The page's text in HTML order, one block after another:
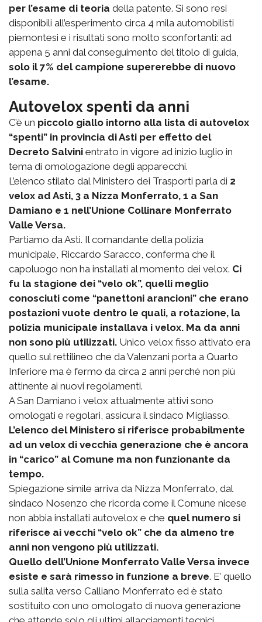
per l’esame di teoria della patente. Si sono resi
disponibili all’esperimento circa 4 mila automobilisti
piemontesi e i risultati sono molto sconfortanti: ad
appena 5 anni dal conseguimento del titolo di guida,
solo il 7% del campione supererebbe di nuovo
l’esame.
Autovelox spenti da anni
C’è un piccolo giallo intorno alla lista di autovelox
“spenti” in provincia di Asti per effetto del
Decreto Salvini entrato in vigore ad inizio luglio in
tema di omologazione degli apparecchi.
L’elenco stilato dal Ministero dei Trasporti parla di 2
velox ad Asti, 3 a Nizza Monferrato, 1 a San
Damiano e 1 nell’Unione Collinare Monferrato
Valle Versa.
Partiamo da Asti. Il comandante della polizia
municipale, Riccardo Saracco, conferma che il
capoluogo non ha installati al momento dei velox. Ci
fu la stagione dei “velo ok”, quelli meglio
conosciuti come “panettoni arancioni” che erano
postazioni vuote dentro le quali, a rotazione, la
polizia municipale installava i velox. Ma da anni
non sono più utilizzati. Unico velox fisso attivato era
quello sul rettilineo che da Valenzani porta a Quarto
Inferiore ma è fermo da circa 2 anni perché non più
attinente ai nuovi regolamenti.
A San Damiano i velox attualmente attivi sono
omologati e regolari, assicura il sindaco Migliasso.
L’elenco del Ministero si riferisce probabilmente
ad un velox di vecchia generazione che è ancora
in “carico” al Comune ma non funzionante da
tempo.
Spiegazione simile arriva da Nizza Monferrato, dal
sindaco Nosenzo che ricorda come il Comune nicese
non abbia installati autovelox e che quel numero si
riferisce ai vecchi “velo ok” che da almeno tre
anni non vengono più utilizzati.
Quello dell’Unione Monferrato Valle Versa invece
esiste e sarà rimesso in funzione a breve. E’ quello
sulla salita verso Calliano Monferrato ed è stato
sostituito con uno omologato di nuova generazione